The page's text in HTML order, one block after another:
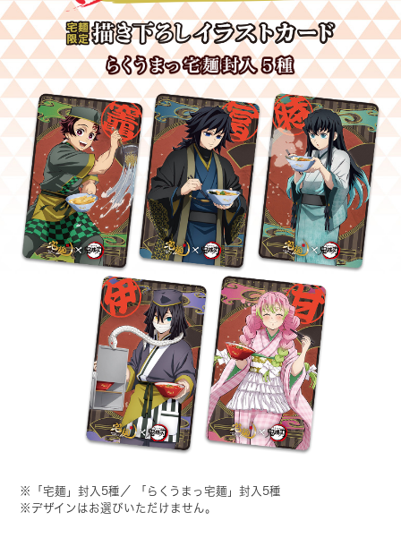
※「宅麺」封入5種／ 「らくうまっ宅麺」封入5種
※デザインはお選びいただけません。